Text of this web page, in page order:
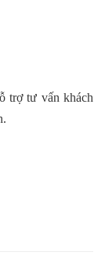
trợ tư vấn khách